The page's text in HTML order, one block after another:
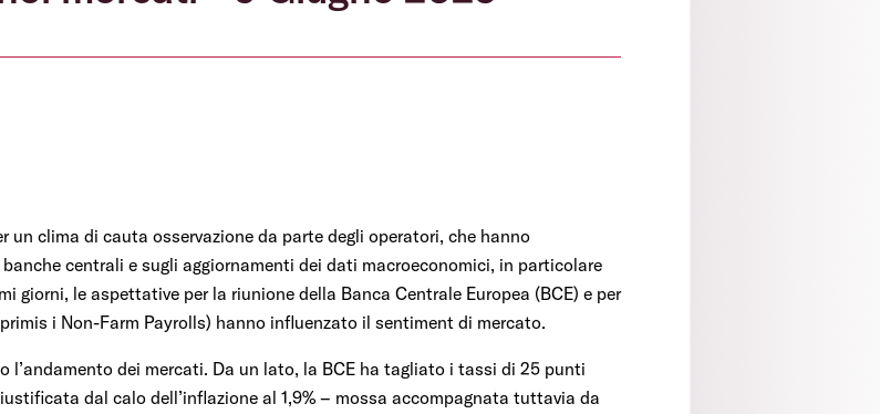
clima di cauta osservazione da parte degli operatori, che hanno
centrali e sugli aggiornamenti dei dati macroeconomici, in particolare
giorni, le aspettative per la riunione della Banca Centrale Europea (BCE) e per
i Non-Farm Payrolls) hanno influenzato il sentiment di mercato.
l’andamento dei mercati. Da un lato, la BCE ha tagliato i tassi di 25 punti
dal calo dell’inflazione al 1,9% – mossa accompagnata tuttavia da